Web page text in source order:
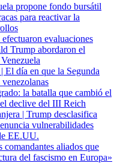
propone fondo bursátil
para reactivar la
evaluaciones
Trump abordaron el
El día en que la Segunda
la batalla que cambió el
declive del III Reich
| Trump desclasifica
vulnerabilidades
EE.UU.
aliados que
del fascismo en Europa»